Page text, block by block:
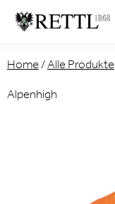
Home / Alle Produkte
Alpenhigh